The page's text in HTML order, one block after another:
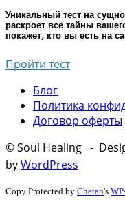
Уникальный тест на
раскроет все тайны
покажет, кто вы есть на
Пройти тест
Блог
Политика
Договор оферты
© Soul Healing -
byWordPress
Copy Protected by Chetan's